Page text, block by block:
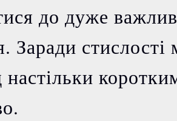
до дуже
Заради
настільки